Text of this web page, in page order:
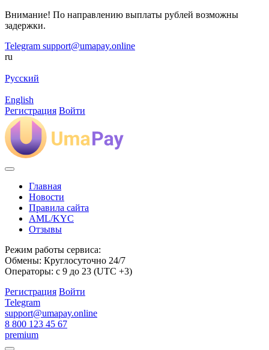
Внимание! По направлению выплаты рублей возможны
задержки.
Telegram support@umapay.online
ru
Русский
English
Регистрация Войти
Главная
Новости
Правила сайта
AML/KYC
Отзывы
Режим работы сервиса:
Обмены: Круглосуточно 24/7
Операторы: с 9 до 23 (UTC +3)
Регистрация Войти
Telegram
support@umapay.online
8 800 123 45 67
premium